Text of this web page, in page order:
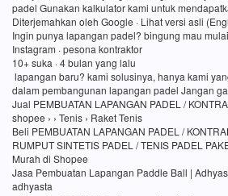
padel Gunakan kalkulator kami untuk
Diterjemahkan oleh Google · Lihat versi asli
Ingin punya lapangan padel? bingung mau
Instagram · pesona kontraktor
10+ suka · 4 bulan yang lalu
lapangan baru? kami solusinya, hanya kami
dalam pembangunan lapangan padel Jangan
Jual PEMBUATAN LAPANGAN PADEL /
shopee › › Tenis › Raket Tenis
Beli PEMBUATAN LAPANGAN PADEL /
RUMPUT SINTETIS PADEL / TENIS PADEL
Murah di Shopee
Jasa Pembuatan Lapangan Paddle Ball |
adhyasta